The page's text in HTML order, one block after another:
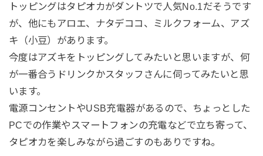
トッピングはタピオカがダントツで人気No.1だそうです
が、他にもアロエ、ナタデココ、ミルクフォーム、アズ
キ（小豆）があります。
今度はアズキをトッピングしてみたいと思いますが、何
が一番合うドリンクかスタッフさんに伺ってみたいと思
います。
電源コンセントやUSB充電器があるので、ちょっとした
PCでの作業やスマートフォンの充電などで立ち寄って、
タピオカを楽しみながら過ごすのもありですね。